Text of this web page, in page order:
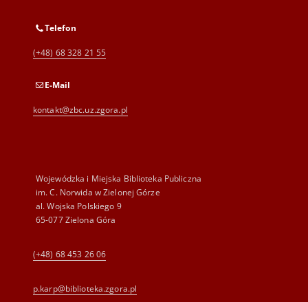
Telefon
(+48) 68 328 21 55
E-Mail
kontakt@zbc.uz.zgora.pl
Wojewódzka i Miejska Biblioteka Publiczna
im. C. Norwida w Zielonej Górze
al. Wojska Polskiego 9
65-077 Zielona Góra
(+48) 68 453 26 06
p.karp@biblioteka.zgora.pl